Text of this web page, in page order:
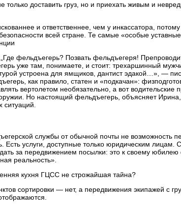
только доставить груз, но и приехать живым и
и ответственнее, чем у инкассатора,
всей стране. Те самые «особые
фельдъегерь? Позвать фельдъегеря!
уже там, понимаете, и стоит: трехаршинный
устроена для ямщиков, дантист эдакой…», —
как правило, статен и «подкачан»:
вертолетом необязательно, а вот водительские
Но настоящий фельдъегерь, объясняет
ситуаций.
службы от обычной почты не возможность
Есть услуги, доступные только юридическим лицам.
за передвижением посылки: это к своему юбилею
реальность».
кухня ГЦСС не строжайшая тайна?
сортировки — нет, а передвижения экипажей с